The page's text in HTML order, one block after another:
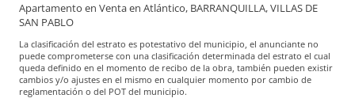
Apartamento en Venta en Atlántico, BARRANQUILLA, VILLAS DE
SAN PABLO
La clasificación del estrato es potestativo del municipio, el anunciante no
puede comprometerse con una clasificación determinada del estrato el cual
queda definido en el momento de recibo de la obra, también pueden existir
cambios y/o ajustes en el mismo en cualquier momento por cambio de
reglamentación o del POT del municipio.